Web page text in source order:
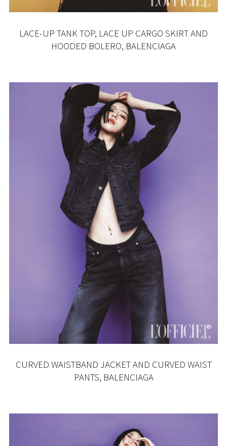
LACE-UP TANK TOP, LACE UP CARGO SKIRT AND
HOODED BOLERO, BALENCIAGA
CURVED WAISTBAND JACKET AND CURVED WAIST
PANTS, BALENCIAGA